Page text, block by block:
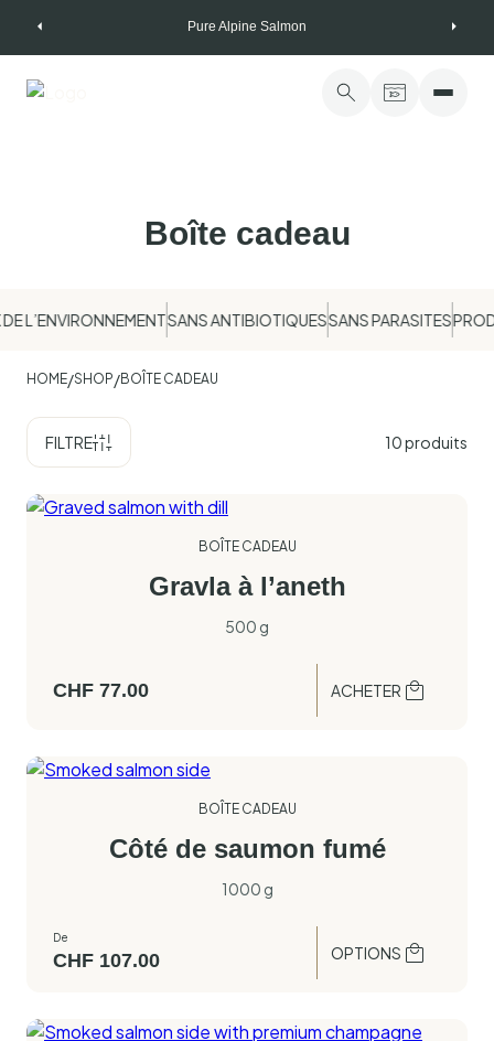
Pure Alpine Salmon
Boîte cadeau
L’ENVIRONNEMENTSANS ANTIBIOTIQUESSANS PARASITES
HOME/SHOP/BOÎTE CADEAU
FILTRE 10produits
BOÎTE CADEAU
Gravla à l’aneth
500 g
CHF 77.00 ACHETER
BOÎTE CADEAU
Côté de saumon fumé
1000 g
De
CHF 107.00 OPTIONS